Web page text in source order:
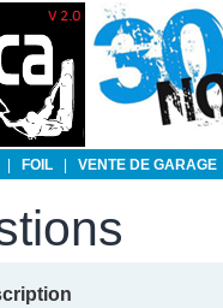
FOIL VENTE DE GARAGE